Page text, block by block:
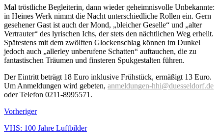
Mal tröstliche Begleiterin, dann wieder geheimnisvolle Unbekannte:
in Heines Werk nimmt die Nacht unterschiedliche Rollen ein. Gern
gesehener Gast ist auch der Mond, „bleicher Geselle“ und „alter
Vertrauter“ des lyrischen Ichs, der stets den nächtlichen Weg erhellt.
Spätestens mit dem zwölften Glockenschlag können im Dunkel
jedoch auch „allerley unberufene Schatten“ auftauchen, die zu
fantastischen Träumen und finsteren Spukgestalten führen.
Der Eintritt beträgt 18 Euro inklusive Frühstück, ermäßigt 13 Euro.
Um Anmeldungen wird gebeten, anmeldungen-hhi@duesseldorf.de
oder Telefon 0211-8995571.
Vorheriger
VHS: 100 Jahre Luftbilder